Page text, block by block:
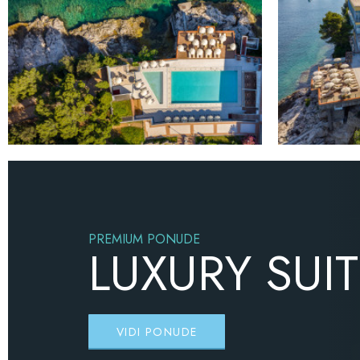
PREMIUM PONUDE
LUXURY
VIDI PONUDE